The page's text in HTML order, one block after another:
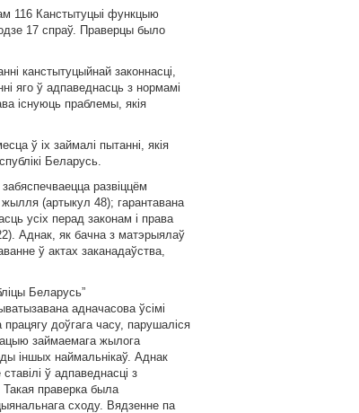
116 Канстытуцыi функцыю
17 спраў. Праверцы было
канстытуцыйнай законнасцi,
яго ў адпаведнасць з нормамi
iснуюць праблемы, якiя
ў iх займалi пытаннi, якiя
Беларусь.
развiццём
(артыкул 48); гарантавана
усiх перад законам i права
Аднак, як бачна з матэрыялаў
ў актах заканадаўства,
Беларусь”
адначасова ўсiмi
доўгага часу, парушалiся
займаемага жылога
iншых наймальнiкаў. Аднак
ў адпаведнасцi з
праверка была
сходу. Вядзенне па